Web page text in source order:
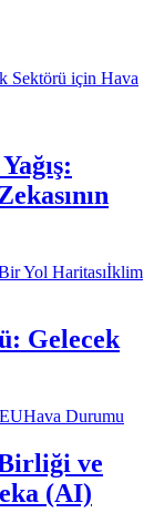
İklim
Gelecek
Hava Durumu
ve
(AI)